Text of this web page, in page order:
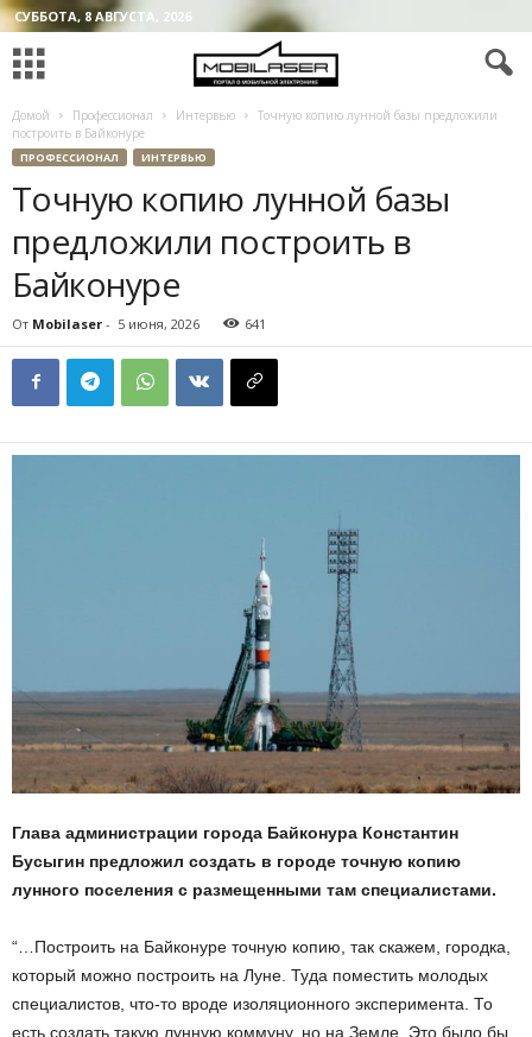
СУББОТА, 8 АВГУСТА, 2026
Домой Профессионал Интервью
Точную копию лунной базы предложили
построить в Байконуре
ПРОФЕССИОНАЛ ИНТЕРВЬЮ
Точную копию лунной базы
предложили построить в
Байконуре
От Mobilaser - 5 июня, 2026 641
Глава администрации города Байконура Константин
Бусыгин предложил создать в городе точную копию
лунного поселения с размещенными там специалистами.
“…Построить на Байконуре точную копию, так скажем, городка,
который можно построить на Луне. Туда поместить молодых
специалистов, что-то вроде изоляционного эксперимента. То
есть создать такую лунную коммуну, но на Земле. Это было бы